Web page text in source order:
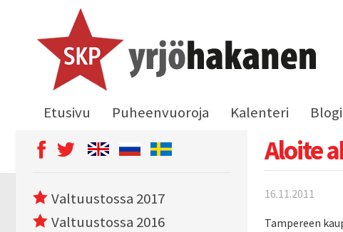
Etusivu Puheenvuoroja Kalenteri Blogi
Aloite
16.11.2011
Tampereen
Valtuustossa 2017
Valtuustossa 2016